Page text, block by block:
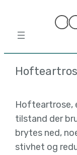
innhold
Hofteartrose,
tilstand der
brytes ned,
stivhet og